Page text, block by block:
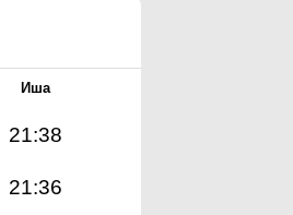
Иша
21:38
21:36